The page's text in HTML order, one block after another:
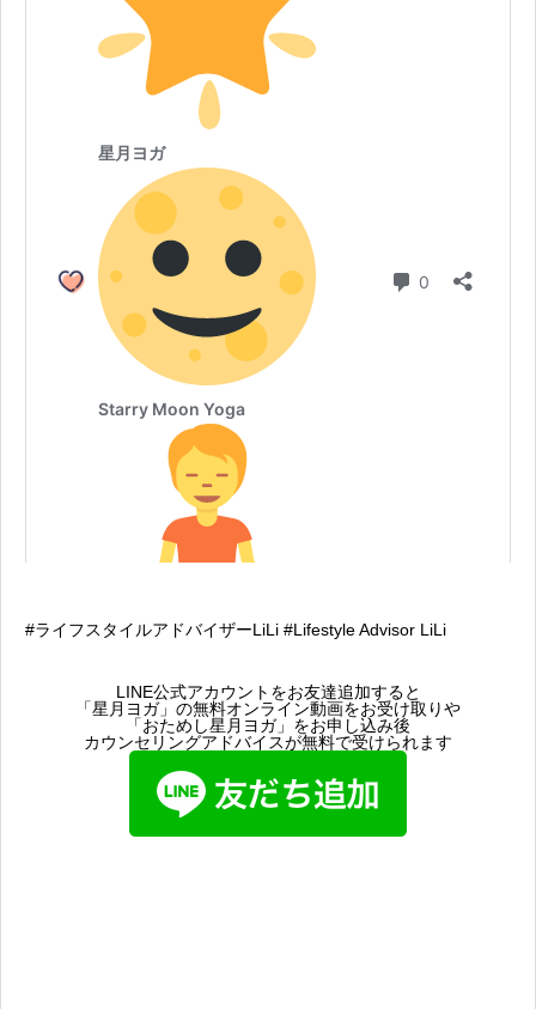
#ライフスタイルアドバイザーLiLi #Lifestyle Advisor LiLi
LINE公式アカウントをお友達追加すると
「星月ヨガ」の無料オンライン動画をお受け取りや
「おためし星月ヨガ」をお申し込み後
カウンセリングアドバイスが無料で受けられます